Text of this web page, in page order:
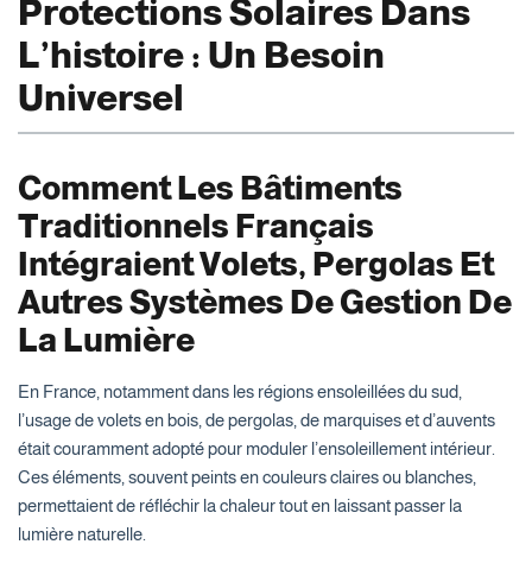
Protections Solaires Dans
L’histoire : Un Besoin
Universel
Comment Les Bâtiments
Traditionnels Français
Intégraient Volets, Pergolas Et
Autres Systèmes De Gestion De
La Lumière
En France, notamment dans les régions ensoleillées du sud,
l’usage de volets en bois, de pergolas, de marquises et d’auvents
était couramment adopté pour moduler l’ensoleillement intérieur.
Ces éléments, souvent peints en couleurs claires ou blanches,
permettaient de réfléchir la chaleur tout en laissant passer la
lumière naturelle.